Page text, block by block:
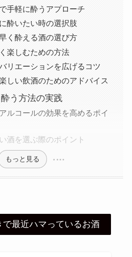
手軽に酔うアプローチ
酔いたい時の選択肢
く酔える酒の選び方
楽しむための方法
リエーションを広げるコツ
しい飲酒のためのアドバイス
う方法の実践
ルコールの効果を高めるポイ
酒を選ぶ際のポイント
もっと見る
最近ハマっているお酒